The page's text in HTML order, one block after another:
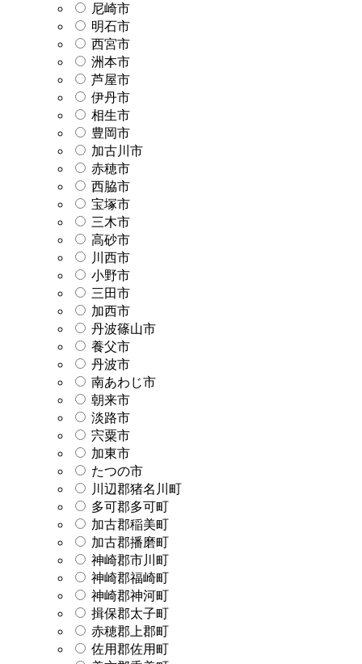
尼崎市
明石市
西宮市
洲本市
芦屋市
伊丹市
相生市
豊岡市
加古川市
赤穂市
西脇市
宝塚市
三木市
高砂市
川西市
小野市
三田市
加西市
丹波篠山市
養父市
丹波市
南あわじ市
朝来市
淡路市
宍粟市
加東市
たつの市
川辺郡猪名川町
多可郡多可町
加古郡稲美町
加古郡播磨町
神崎郡市川町
神崎郡福崎町
神崎郡神河町
揖保郡太子町
赤穂郡上郡町
佐用郡佐用町